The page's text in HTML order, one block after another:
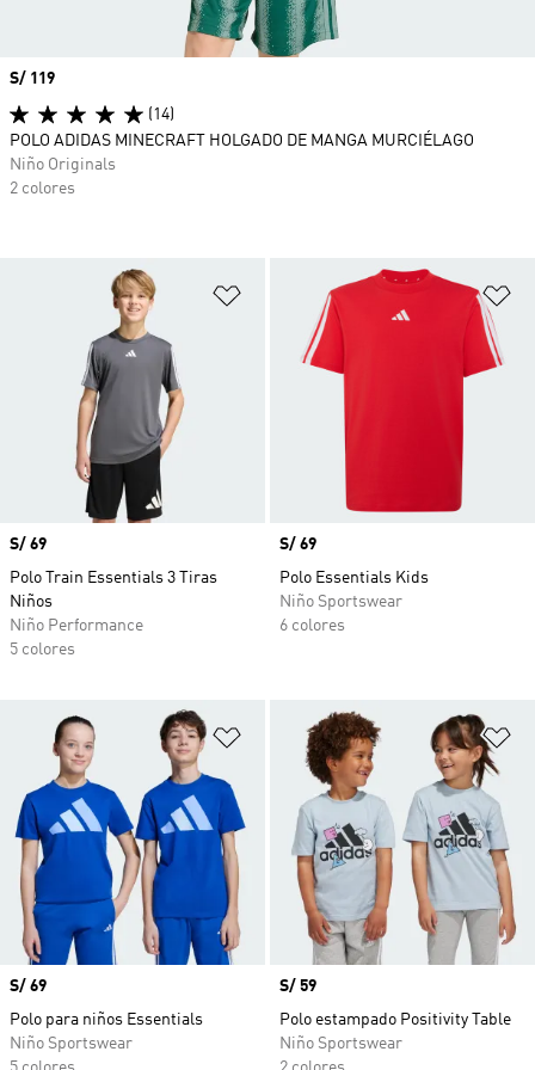
Añadir a la lista de deseos
Precio
S/ 69
Polo Train Essentials 3 Tiras
Niños
Niño Performance
5 colores
Precio
S/ 69
Polo Essentials Kids
Niño Sportswear
6 colores
Añadir a la lista de deseos
Precio
S/ 69
Polo para niños Essentials
Niño Sportswear
Precio
S/ 59
Polo estampado Positivity Table
Niño Sportswear
Precio
S/ 119
(14)
POLO ADIDAS MINECRAFT HOLGADO DE MANGA MURCIÉLAGO
Niño Originals
2 colores